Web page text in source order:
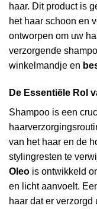
haar. Dit product is
het haar schoon en
ontworpen om uw
verzorgende
winkelmandje en
De Essentiële Rol
Shampoo is een
van het haar en de
stylingresten te
Oleo is ontwikkeld
en licht aanvoelt.
haar dat er